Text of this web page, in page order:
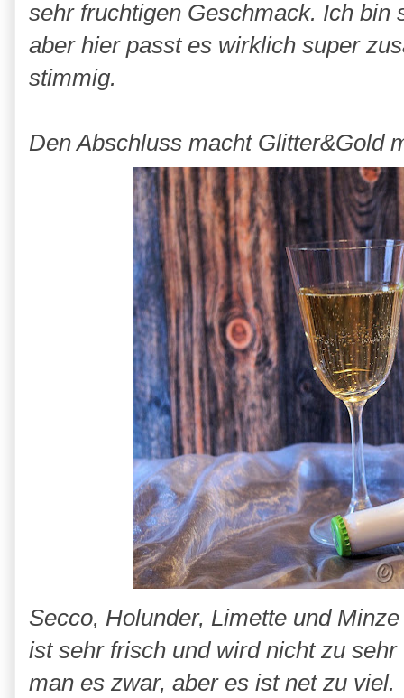
sehr fruchtigen Geschmack. Ich bin
aber hier passt es wirklich super
stimmig.
Den Abschluss macht Glitter&Gold
Secco, Holunder, Limette und
ist sehr frisch und wird nicht zu
man es zwar, aber es ist net zu viel.